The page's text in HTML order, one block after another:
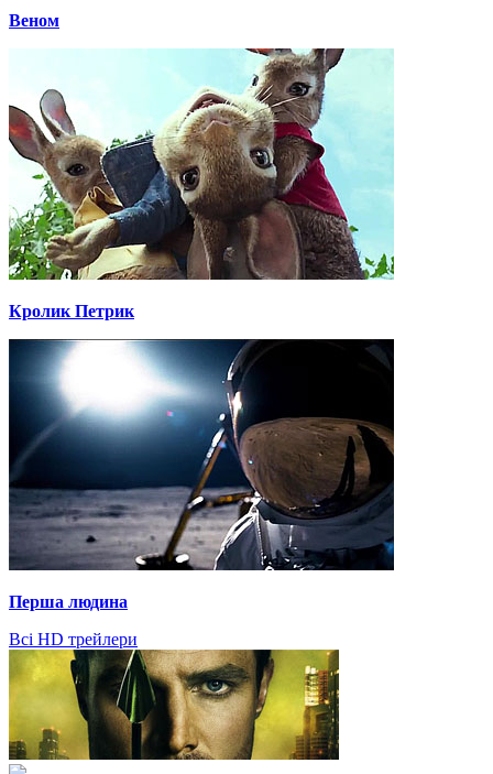
Веном
Кролик Петрик
Перша людина
Всі HD трейлери